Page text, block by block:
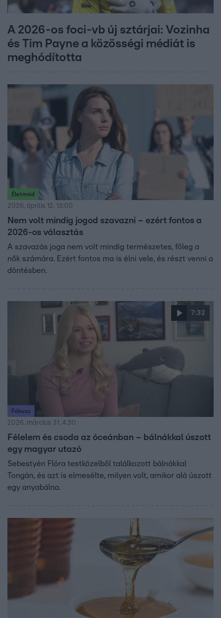
A 2026-os foci-vb új sztárjai: Vozinha
és Tim Payne a közösségi médiát is
meghódította
Életmód
2026. április 12. 13:00
Nem volt mindig jogod szavazni – ezért fontos a
2026-os választás
A szavazás joga nem volt mindig természetes, főleg a
nők számára. Ezért fontos ma is élni vele, és részt venni a
döntésben.
7:32
Fókusz
2026. március 31. 4:30
Félelem és csoda az óceánban – bálnákkal úszott
egy magyar utazó
Sebestyén Flóra testközelből találkozott bálnákkal
Tongán, és azt is elmesélte, milyen volt, amikor alá úszott
egy anyabálna.